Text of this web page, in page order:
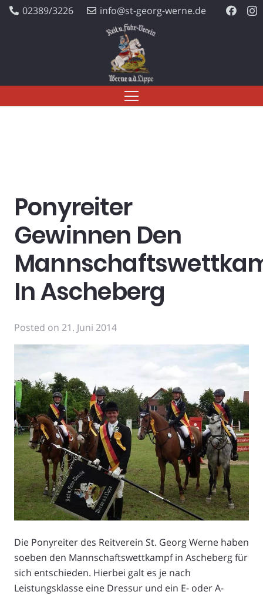
02389/3226 info@st-georg-werne.de
Ponyreiter
Gewinnen Den
In Ascheberg
Posted on 21. Juni 2014
Die Ponyreiter des Reitverein St. Georg Werne haben
soeben den Mannschaftswettkampf in Ascheberg für
sich entschieden. Hierbei galt es je nach
Leistungsklasse eine Dressur und ein E- oder A-